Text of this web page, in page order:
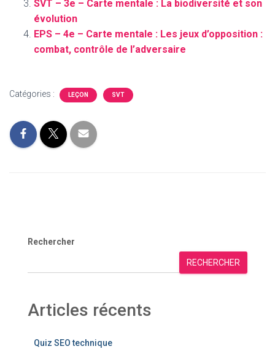
SVT – 3e – Carte mentale : La biodiversité et son
évolution
EPS – 4e – Carte mentale : Les jeux d’opposition :
combat, contrôle de l’adversaire
Catégories : LEÇON SVT
Rechercher
RECHERCHER
Articles récents
Quiz SEO technique